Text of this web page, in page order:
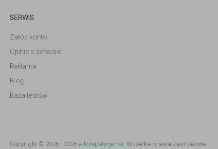
SERWIS
Załóż konto
Opinie o serwisie
Reklama
Blog
Baza testów
Copyright © 2006 - 2026 e-korepetycje.net . Wszelkie prawa zastrzeżone.